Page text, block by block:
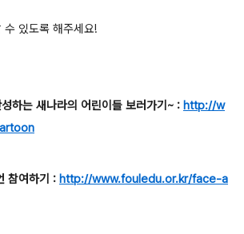
수 있도록 해주세요!
하는 새나라의 어린이들 보러가기~ : http://w
참여하기 : http://www.fouledu.or.kr/face-a